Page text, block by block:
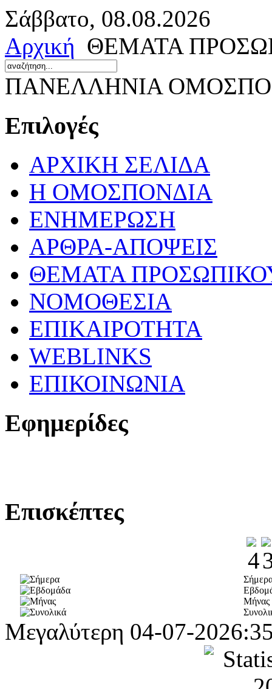
Σάββατο, 08.08.2026
Αρχική ΘΕΜΑΤΑ
ΠΑΝΕΛΛΗΝΙΑ
Επιλογές
ΑΡΧΙΚΗ ΣΕΛΙΔΑ
Η ΟΜΟΣΠΟΝΔΙΑ
ΕΝΗΜΕΡΩΣΗ
ΑΡΘΡΑ-ΑΠΟΨΕΙΣ
ΘΕΜΑΤΑ
ΝΟΜΟΘΕΣΙΑ
ΕΠΙΚΑΙΡΟΤΗΤΑ
WEBLINKS
ΕΠΙΚΟΙΝΩΝΙΑ
Εφημερίδες
Επισκέπτες
Μήνας
Μεγαλύτερη 04-07-